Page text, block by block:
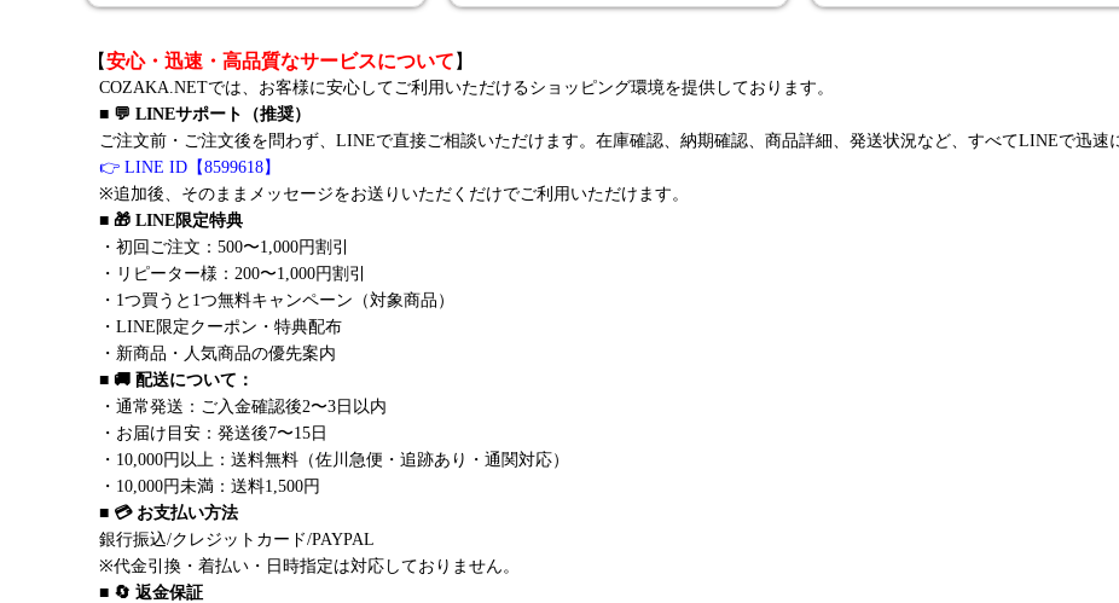
【安心・迅速・高品質なサービスについて 】
COZAKA.NETでは、お客様に安心してご利用いただけるショッピング環境を提供しております。
■ 💬 LINEサポート（推奨）
ご注文前・ご注文後を問わず、LINEで直接ご相談いただけます。在庫確認、納期確認、商品詳細、発送状況など、すべてLINEで迅速
👉 LINE ID【8599618】
※追加後、そのままメッセージをお送りいただくだけでご利用いただけます。
■ 🎁 LINE限定特典
・初回ご注文：500〜1,000円割引
・リピーター様：200〜1,000円割引
・1つ買うと1つ無料キャンペーン（対象商品）
・LINE限定クーポン・特典配布
・新商品・人気商品の優先案内
■ 🚚 配送について：
・通常発送：ご入金確認後2〜3日以内
・お届け目安：発送後7〜15日
・10,000円以上：送料無料（佐川急便・追跡あり・通関対応）
・10,000円未満：送料1,500円
■ 💳 お支払い方法
銀行振込/クレジットカード/PAYPAL
※代金引換・着払い・日時指定は対応しておりません。
■ 🔄 返金保証